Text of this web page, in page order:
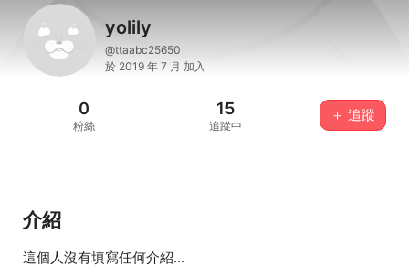
yolily
@ttaabc25650
於 2019 年 7 月 加入
0
粉絲
15
追蹤中
＋ 追蹤
介紹
這個人沒有填寫任何介紹...